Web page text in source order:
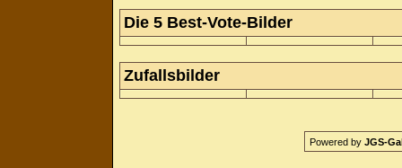
Die 5 Best-Vote-Bilder
Zufallsbilder
Powered by JGS-